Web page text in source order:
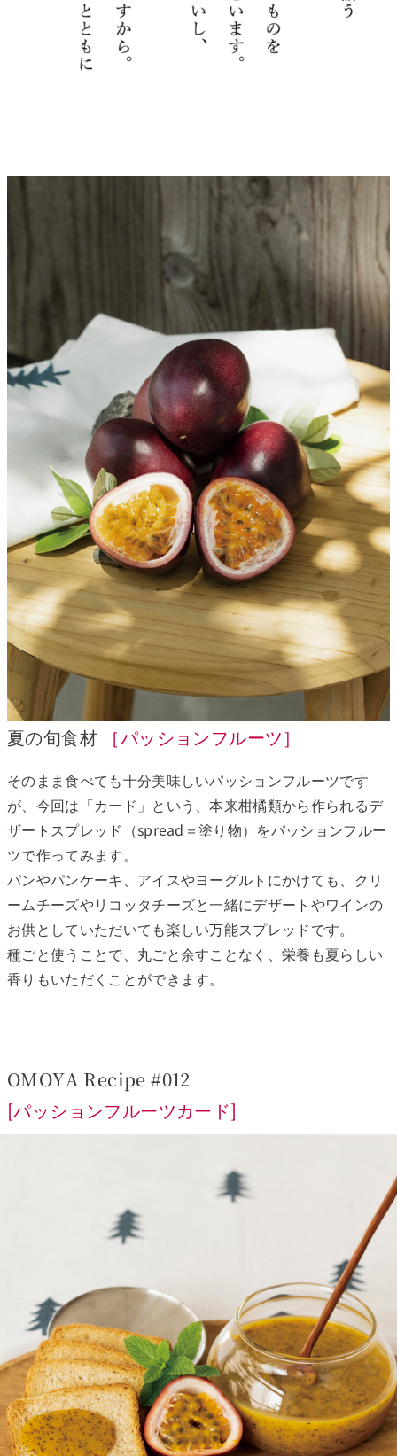
夏の旬食材 ［パッションフルーツ］
そのまま食べても十分美味しいパッションフルーツです
が、今回は「カード」という、本来柑橘類から作られるデ
ザートスプレッド（spread＝塗り物）をパッションフルー
ツで作ってみます。
パンやパンケーキ、アイスやヨーグルトにかけても、クリ
ームチーズやリコッタチーズと一緒にデザートやワインの
お供としていただいても楽しい万能スプレッドです。
種ごと使うことで、丸ごと余すことなく、栄養も夏らしい
香りもいただくことができます。
OMOYA Recipe #012
[パッションフルーツカード]